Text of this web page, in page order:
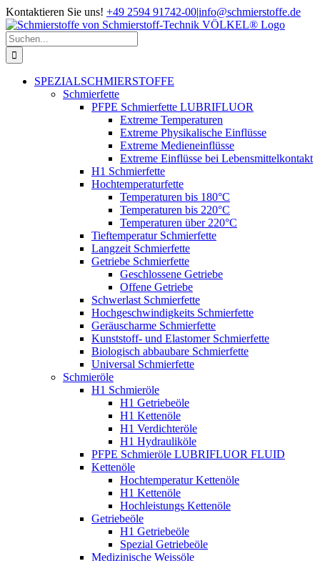
Zum
Inhalt
springen
Kontaktieren Sie uns! +49 2594 91742-00|info@schmierstoffe.de
Suche
nach:
SPEZIALSCHMIERSTOFFE
Schmierfette
PFPE Schmierfette LUBRIFLUOR
Extreme Temperaturen
Extreme Physikalische Einflüsse
Extreme Medieneinflüsse
Extreme Einflüsse bei Lebensmittelkontakt
H1 Schmierfette
Hochtemperaturfette
Temperaturen bis 180°C
Temperaturen bis 220°C
Temperaturen über 220°C
Tieftemperatur Schmierfette
Langzeit Schmierfette
Getriebe Schmierfette
Geschlossene Getriebe
Offene Getriebe
Schwerlast Schmierfette
Hochgeschwindigkeits Schmierfette
Geräuscharme Schmierfette
Kunststoff- und Elastomer Schmierfette
Biologisch abbaubare Schmierfette
Universal Schmierfette
Schmieröle
H1 Schmieröle
H1 Getriebeöle
H1 Kettenöle
H1 Verdichteröle
H1 Hydrauliköle
PFPE Schmieröle LUBRIFLUOR FLUID
Kettenöle
Hochtemperatur Kettenöle
H1 Kettenöle
Hochleistungs Kettenöle
Getriebeöle
H1 Getriebeöle
Spezial Getriebeöle
Medizinische Weissöle